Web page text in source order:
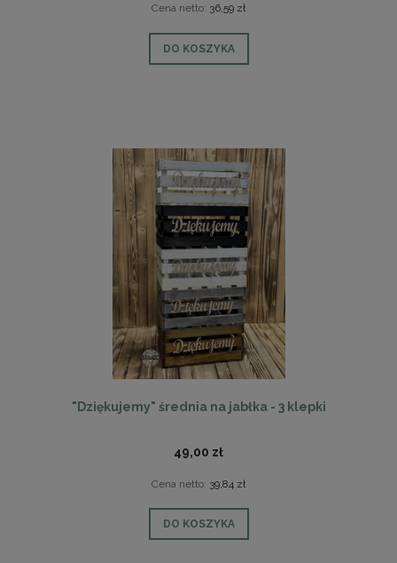
Cena netto: 36,59 zł
DO KOSZYKA
"Dziękujemy" średnia na jabłka - 3 klepki
49,00 zł
Cena netto: 39,84 zł
DO KOSZYKA